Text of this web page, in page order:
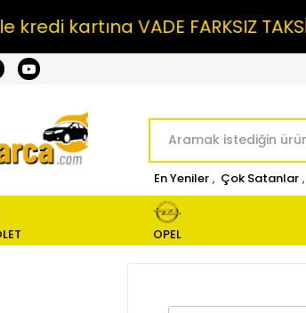
kartına VADE FARKSIZ
En Yeniler , Çok Satanlar ,
OPEL